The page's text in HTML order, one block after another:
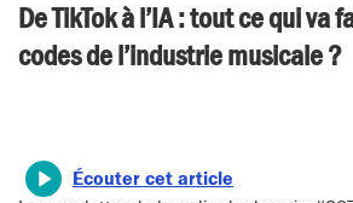
De TikTok à l’IA : tout ce qui va
codes de l’industrie musicale ?
Écouter cet article